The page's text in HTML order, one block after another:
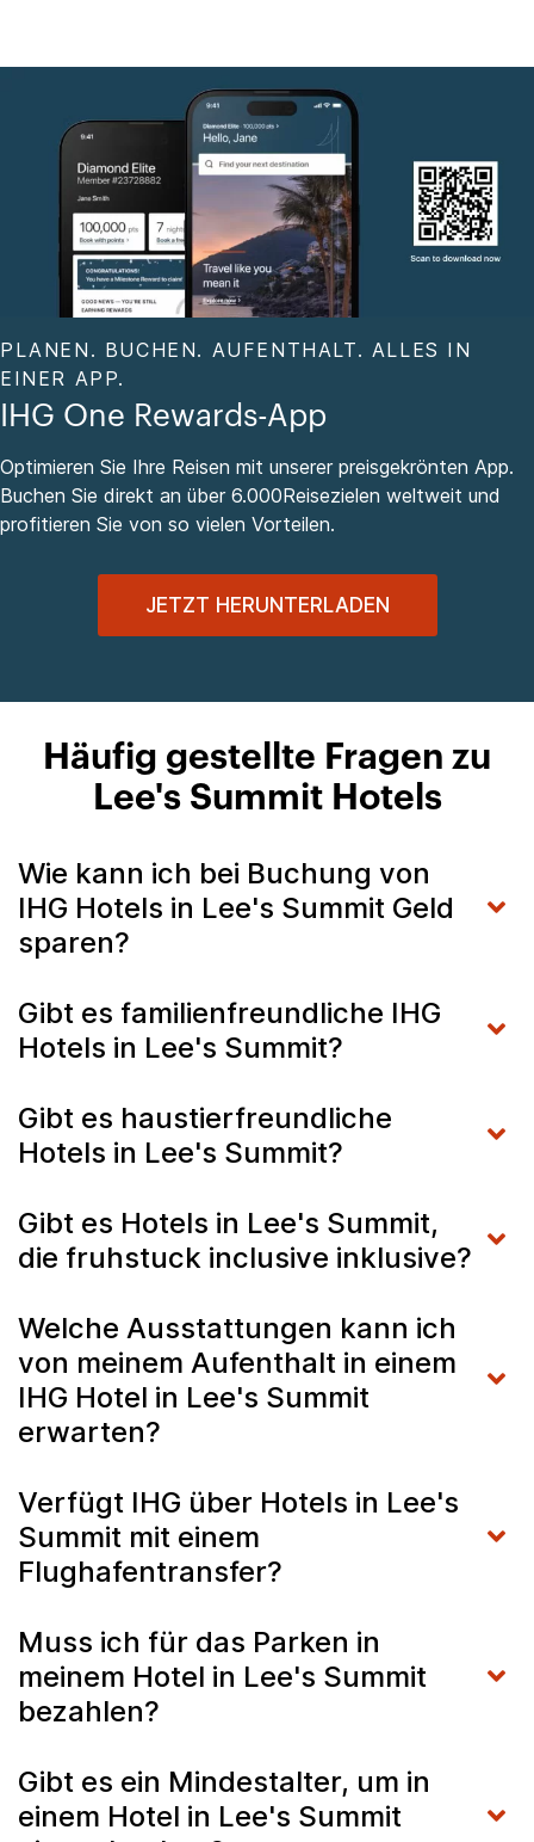
PLANEN. BUCHEN. AUFENTHALT. ALLES IN
EINER APP.
IHG One Rewards-App
Optimieren Sie Ihre Reisen mit unserer preisgekrönten App.
Buchen Sie direkt an über 6.000Reisezielen weltweit und
profitieren Sie von so vielen Vorteilen.
JETZT HERUNTERLADEN
Häufig gestellte Fragen zu
Lee's Summit Hotels
Wie kann ich bei Buchung von
IHG Hotels in Lee's Summit Geld
sparen?
Gibt es familienfreundliche IHG
Hotels in Lee's Summit?
Gibt es haustierfreundliche
Hotels in Lee's Summit?
Gibt es Hotels in Lee's Summit,
die fruhstuck inclusive inklusive?
Welche Ausstattungen kann ich
von meinem Aufenthalt in einem
IHG Hotel in Lee's Summit
erwarten?
Verfügt IHG über Hotels in Lee's
Summit mit einem
Flughafentransfer?
Muss ich für das Parken in
meinem Hotel in Lee's Summit
bezahlen?
Gibt es ein Mindestalter, um in
einem Hotel in Lee's Summit